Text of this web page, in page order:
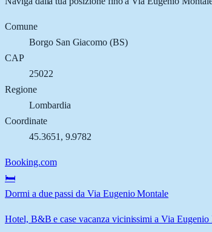
Comune
Borgo San Giacomo (BS)
CAP
25022
Regione
Lombardia
Coordinate
45.3651 , 9.9782
Booking.com
🛏️
Dormi a due passi da Via Eugenio Montale
Hotel, B&B e case vacanza vicinissimi a Via